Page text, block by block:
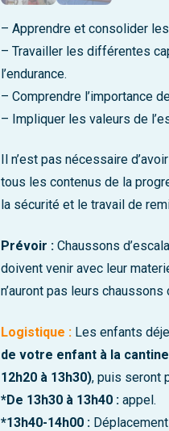
– Apprendre et consolider
– Travailler les différentes
l’endurance.
– Comprendre l’importance
– Impliquer les valeurs de
Il n’est pas nécessaire
tous les contenus de la
la sécurité et le travail de
Prévoir : Chaussons
doivent venir avec leur
n’auront pas leurs
Logistique : Les enfants
de votre enfant à la
12h20 à 13h30), puis seront
*De 13h30 à 13h40 : appel.
*13h40-14h00 :